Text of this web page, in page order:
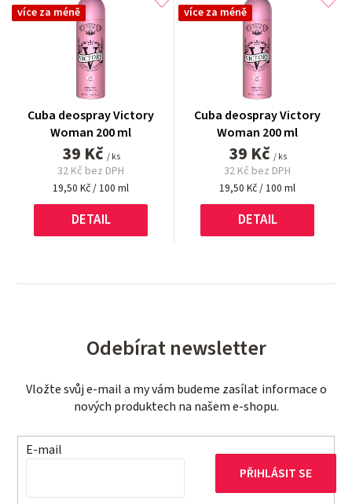
více za méně
Cuba deospray Victory
Woman 200 ml
39 Kč / ks
32 Kč bez DPH
Měrná
19,50 Kč / 100 ml
DETAIL
více za méně
Cuba deospray Victory
Woman 200 ml
39 Kč / ks
32 Kč bez DPH
Měrná
19,50 Kč / 100 ml
DETAIL
Odebírat newsletter
Vložte svůj e-mail a my vám budeme zasílat informace o
nových produktech na našem e-shopu.
E-mail
PŘIHLÁSIT SE